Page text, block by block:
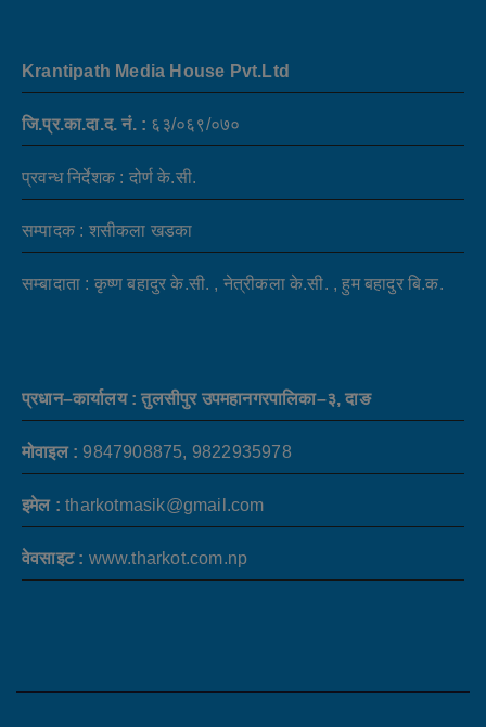
Krantipath Media House Pvt.Ltd
जि.प्र.का.दा.द. नं. : ६३/०६९/०७०
प्रवन्ध निर्देशक : दोर्ण के.सी.
सम्पादक : शसीकला खडका
सम्बादाता : कृष्ण बहादुर के.सी. , नेत्रीकला के.सी. , हुम बहादुर बि.क.
प्रधान–कार्यालय : तुलसीपुर उपमहानगरपालिका–३, दाङ
मोवाइल : 9847908875, 9822935978
इमेल :tharkotmasik@gmail.com
वेवसाइट : www.tharkot.com.np